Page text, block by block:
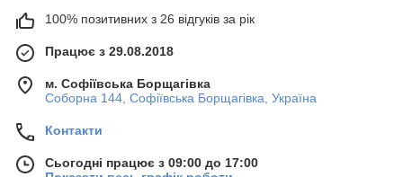
100% позитивних з 26 відгуків за рік
Працює з 29.08.2018
м. Софіївська Борщагівка
Соборна 144, Софіївська Борщагівка, Україна
Контакти
Сьогодні працює з 09:00 до 17:00